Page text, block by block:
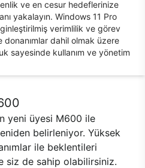
ve en cesur hedeflerinize
yakalayın. Windows 11 Pro
verimlilik ve görev
donanımlar dahil olmak üzere
sayesinde kullanım ve yönetim
yeni üyesi M600 ile
belirleniyor. Yüksek
ile beklentileri
siz de sahip olabilirsiniz.